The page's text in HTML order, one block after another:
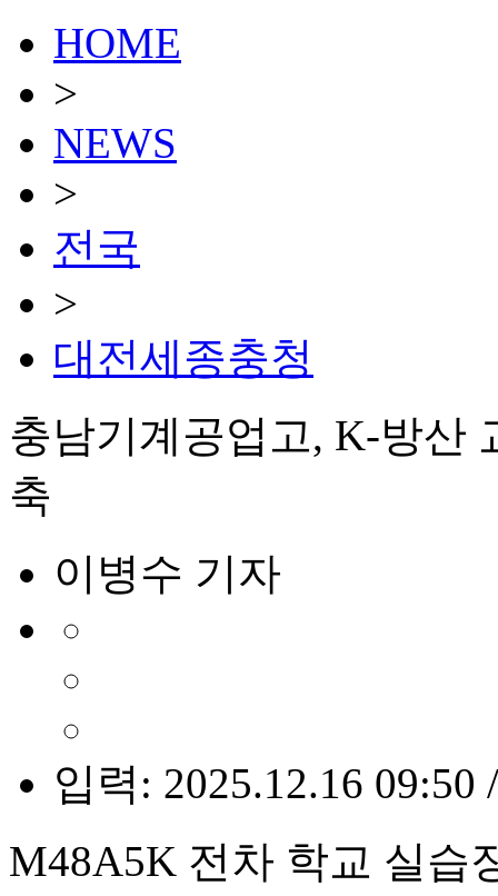
HOME
>
NEWS
>
전국
>
대전세종충청
충남기계공업고, K-방산
축
이병수 기자
입력: 2025.12.16 09:50
M48A5K 전차 학교 실